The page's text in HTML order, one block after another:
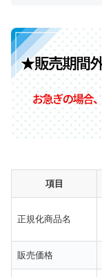
項目
正規化商品名
販売価格